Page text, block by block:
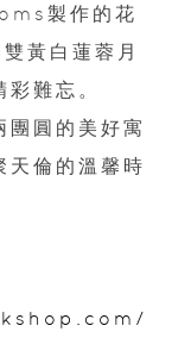
製作的花
黃白蓮蓉月
難忘。
團圓的美好寓
天倫的溫馨時